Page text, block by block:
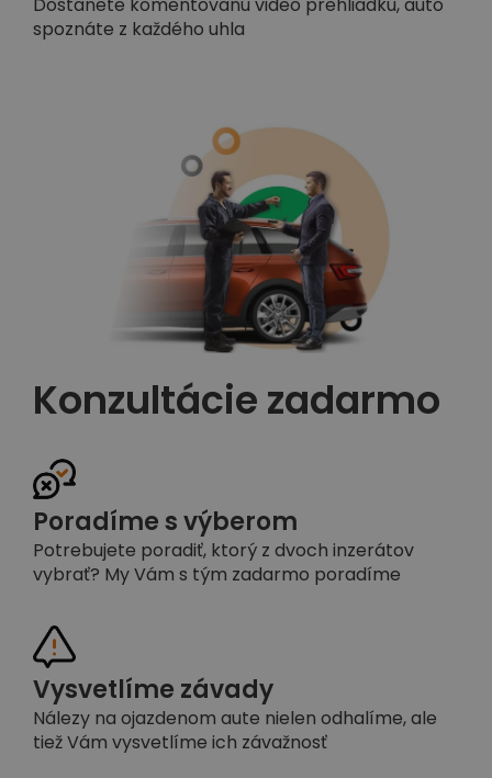
Dostanete komentovanú video prehliadku, auto
spoznáte z každého uhla
Konzultácie zadarmo
Poradíme s výberom
Potrebujete poradiť, ktorý z dvoch inzerátov
vybrať? My Vám s tým zadarmo poradíme
Vysvetlíme závady
Nálezy na ojazdenom aute nielen odhalíme, ale
tiež Vám vysvetlíme ich závažnosť